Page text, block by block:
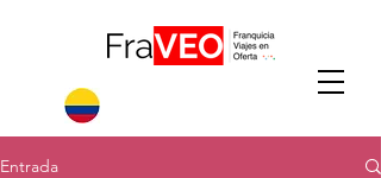
Entrada